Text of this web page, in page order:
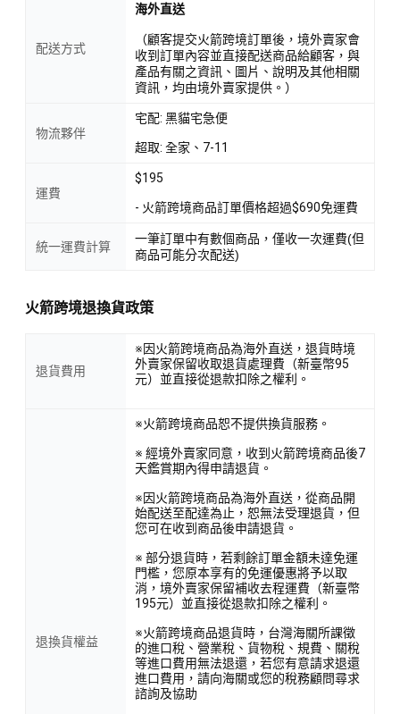
配送方式
海外直送
（顧客提交火箭跨境訂單後，境外賣家會
收到訂單內容並直接配送商品給顧客，與
產品有關之資訊、圖片、說明及其他相關
資訊，均由境外賣家提供。）
物流夥伴
宅配: 黑貓宅急便
超取: 全家、7-11
運費
$195
- 火箭跨境商品訂單價格超過$690免運費
統一運費計算
一筆訂單中有數個商品，僅收一次運費(但
商品可能分次配送)
火箭跨境退換貨政策
退貨費用
※因火箭跨境商品為海外直送，退貨時境
外賣家保留收取退貨處理費（新臺幣95
元）並直接從退款扣除之權利。
退換貨權益
※火箭跨境商品恕不提供換貨服務。
※ 經境外賣家同意，收到火箭跨境商品後7
天鑑賞期內得申請退貨。
※因火箭跨境商品為海外直送，從商品開
始配送至配達為止，恕無法受理退貨，但
您可在收到商品後申請退貨。
※ 部分退貨時，若剩餘訂單金額未達免運
門檻，您原本享有的免運優惠將予以取
消，境外賣家保留補收去程運費（新臺幣
195元）並直接從退款扣除之權利。
※火箭跨境商品退貨時，台灣海關所課徵
的進口稅、營業稅、貨物稅、規費、關稅
等進口費用無法退還，若您有意請求退還
進口費用，請向海關或您的稅務顧問尋求
諮詢及協助